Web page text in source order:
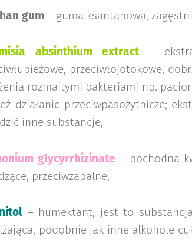
gum – guma ksantanowa,
absinthium extract–
przeciwłojotokowe,
rozmaitymi bakteriami np.
działanie przeciwpasożytnicze;
inne substancje,
glycyrrhizinate – pochodna
przeciwzapalne,
– humektant, jest to
podobnie jak inne alkohole